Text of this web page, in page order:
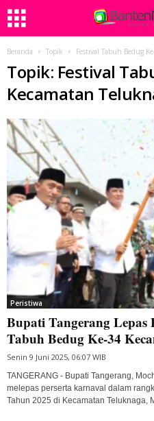
Beranda Topik Festival Tabuh Bedug
Topik: Festival
Kecamatan
Peristiwa
Bupati Tangerang Lepas
Tabuh Bedug Ke-34
Senin 9 Juni 2025, 06:07 WIB
TANGERANG - Bupati Tangerang,
melepas perserta karnaval dalam
Tahun 2025 di Kecamatan Teluknaga,